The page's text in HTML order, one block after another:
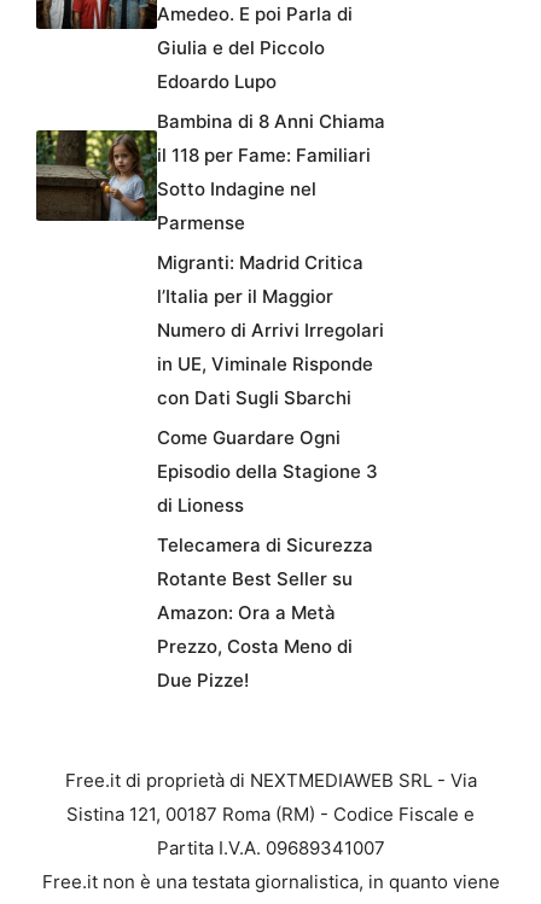
Amedeo. E poi Parla di
Giulia e del Piccolo
Edoardo Lupo
Bambina di 8 Anni Chiama
il 118 per Fame: Familiari
Sotto Indagine nel
Parmense
Migranti: Madrid Critica
l’Italia per il Maggior
Numero di Arrivi Irregolari
in UE, Viminale Risponde
con Dati Sugli Sbarchi
Come Guardare Ogni
Episodio della Stagione 3
di Lioness
Telecamera di Sicurezza
Rotante Best Seller su
Amazon: Ora a Metà
Prezzo, Costa Meno di
Due Pizze!
Free.it di proprietà di NEXTMEDIAWEB SRL - Via
Sistina 121, 00187 Roma (RM) - Codice Fiscale e
Partita I.V.A. 09689341007
Free.it non è una testata giornalistica, in quanto viene